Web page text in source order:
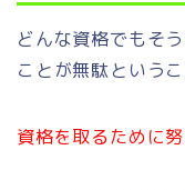
どんな資格でもそ
ことが無駄という
資格を取るために